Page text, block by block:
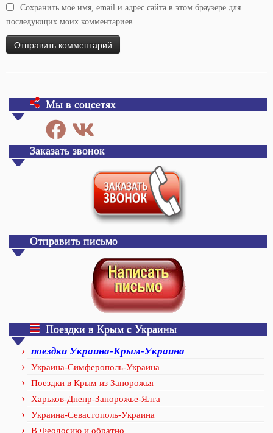
Сохранить моё имя, email и адрес сайта в этом браузере для
последующих моих комментариев.
Мы в соцсетях
Заказать звонок
Отправить письмо
Поездки в Крым с Украины
поездки Украина-Крым-Украина
Украина-Симферополь-Украина
Поездки в Крым из Запорожья
Харьков-Днепр-Запорожье-Ялта
Украина-Севастополь-Украина
В Феодосию и обратно